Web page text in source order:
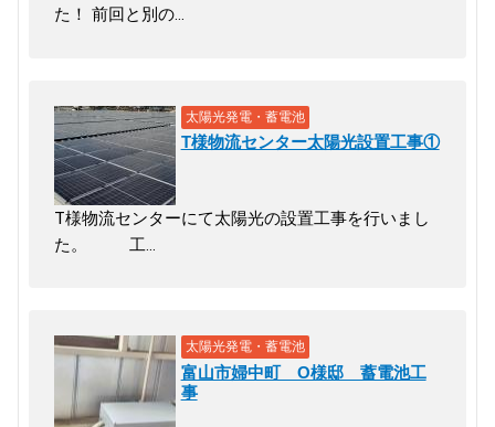
た！ 前回と別の…
太陽光発電・蓄電池
T様物流センター太陽光設置工事①
T様物流センターにて太陽光の設置工事を行いまし
た。 工…
太陽光発電・蓄電池
富山市婦中町 O様邸 蓄電池工
事